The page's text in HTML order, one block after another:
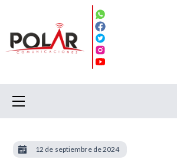
12 de septiembre de 2024